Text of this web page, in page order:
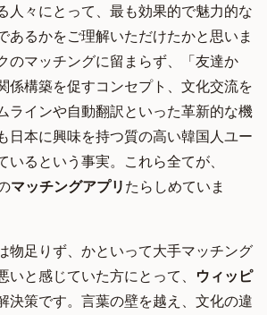
人々にとって、最も効果的で魅力的な
あるかをご理解いただけたかと思いま
のマッチングに留まらず、「友達か
係構築を促すコンセプト、文化交流を
ラインや自動翻訳といった革新的な機
日本に興味を持つ質の高い韓国人ユー
るという事実。これら全てが、
マッチングアプリたらしめていま
物足りず、かといって大手マッチング
いと感じていた方にとって、 ウィッピ
決策です。言葉の壁を越え、文化の違